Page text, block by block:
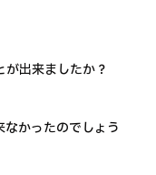
出来ましたか？
かったのでしょう